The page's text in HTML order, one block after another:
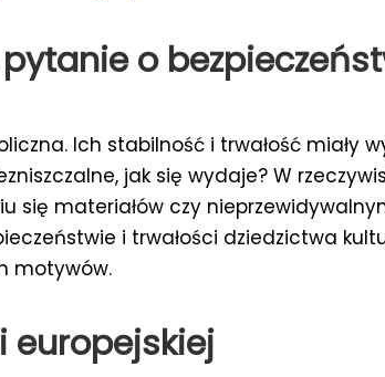
o
Ich stabilność i trwałość miały
jak się wydaje? W
się materiałów czy
i trwałości dziedzictwa
motywów.
europejskiej